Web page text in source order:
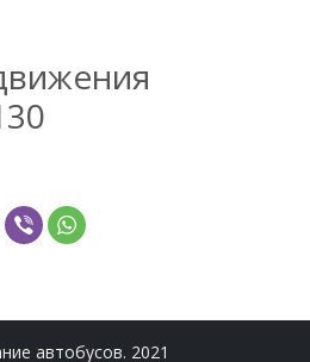
автобусов. 2021